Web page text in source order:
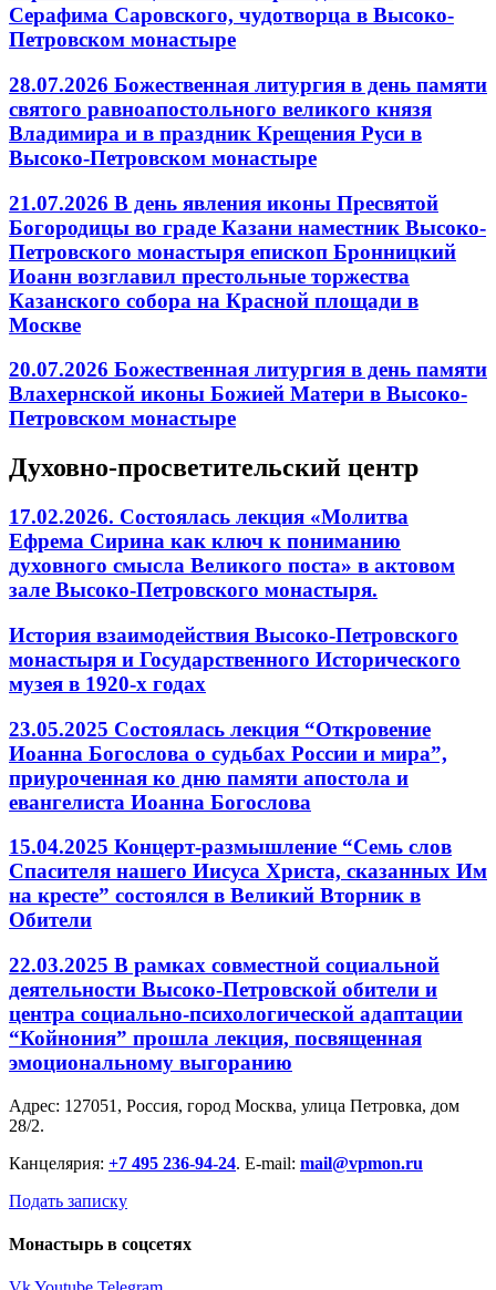
Серафима Саровского, чудотворца в Высоко-
Петровском монастыре
28.07.2026 Божественная литургия в день памяти
святого равноапостольного великого князя
Владимира и в праздник Крещения Руси в
Высоко-Петровском монастыре
21.07.2026 В день явления иконы Пресвятой
Богородицы во граде Казани наместник Высоко-
Петровского монастыря епископ Бронницкий
Иоанн возглавил престольные торжества
Казанского собора на Красной площади в
Москве
20.07.2026 Божественная литургия в день памяти
Влахернской иконы Божией Матери в Высоко-
Петровском монастыре
Духовно-просветительский центр
17.02.2026. Состоялась лекция «Молитва
Ефрема Сирина как ключ к пониманию
духовного смысла Великого поста» в актовом
зале Высоко-Петровского монастыря.
История взаимодействия Высоко-Петровского
монастыря и Государственного Исторического
музея в 1920-х годах
23.05.2025 Состоялась лекция “Откровение
Иоанна Богослова о судьбах России и мира”,
приуроченная ко дню памяти апостола и
евангелиста Иоанна Богослова
15.04.2025 Концерт-размышление “Семь слов
Спасителя нашего Иисуса Христа, сказанных Им
на кресте” состоялся в Великий Вторник в
Обители
22.03.2025 В рамках совместной социальной
деятельности Высоко-Петровской обители и
центра социально-психологической адаптации
“Койнония” прошла лекция, посвященная
эмоциональному выгоранию
Адрес: 127051, Россия, город Москва, улица Петровка, дом
28/2.
Канцелярия: +7 495 236-94-24. E-mail: mail@vpmon.ru
Подать записку
Монастырь в соцсетях